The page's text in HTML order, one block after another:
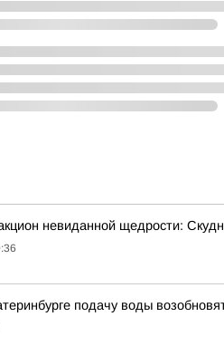
невиданной щедрости:
подачу воды